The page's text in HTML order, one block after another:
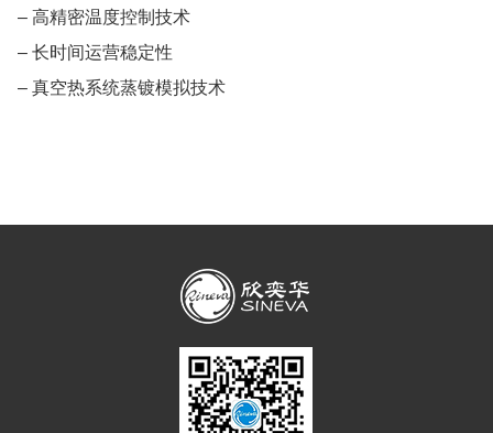
– 高精密温度控制技术
– 长时间运营稳定性
– 真空热系统蒸镀模拟技术